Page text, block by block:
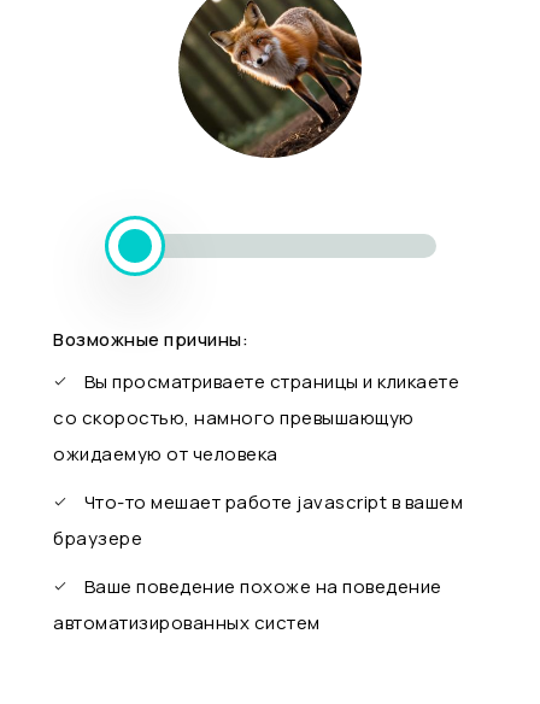
Возможные причины:
Вы просматриваете страницы и кликаете
со скоростью, намного превышающую
ожидаемую от человека
Что-то мешает работе javascript в вашем
браузере
Ваше поведение похоже на поведение
автоматизированных систем